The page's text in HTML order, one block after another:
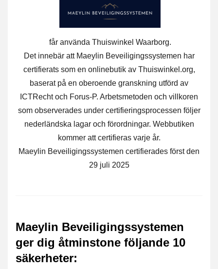
får använda Thuiswinkel Waarborg.
Det innebär att Maeylin Beveiligingssystemen har
certifierats som en onlinebutik av Thuiswinkel.org,
baserat på en oberoende granskning utförd av
ICTRecht och Forus-P. Arbetsmetoden och villkoren
som observerades under certifieringsprocessen följer
nederländska lagar och förordningar. Webbutiken
kommer att certifieras varje år.
Maeylin Beveiligingssystemen certifierades först den
29 juli 2025
Maeylin Beveiligingssystemen
ger dig åtminstone följande 10
säkerheter: